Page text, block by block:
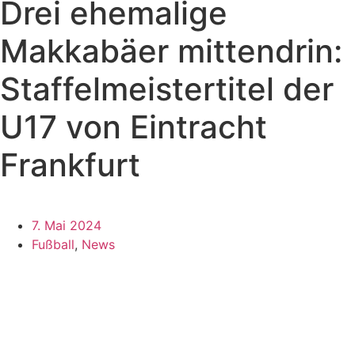
Drei ehemalige
Makkabäer mittendrin:
Staffelmeistertitel der
U17 von Eintracht
Frankfurt
7. Mai 2024
Fußball, News